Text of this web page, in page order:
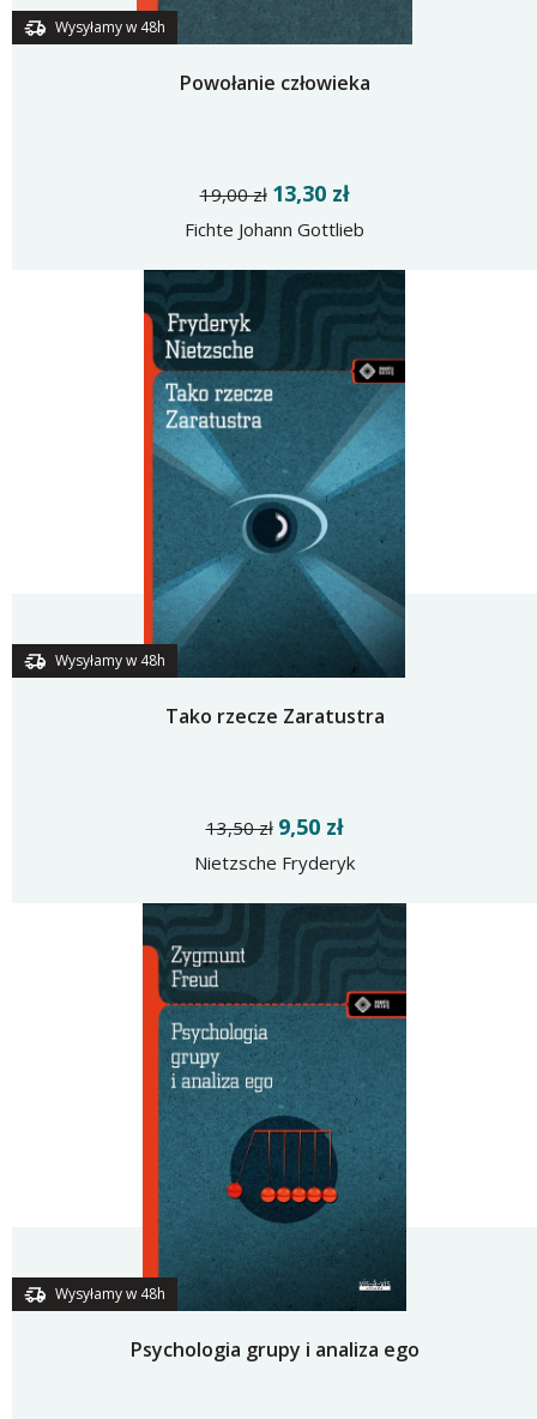
Wysyłamy w 48h
Powołanie człowieka
19,00 zł 13,30 zł
Fichte Johann Gottlieb
Wysyłamy w 48h
Tako rzecze Zaratustra
13,50 zł 9,50 zł
Nietzsche Fryderyk
Wysyłamy w 48h
Psychologia grupy i analiza ego